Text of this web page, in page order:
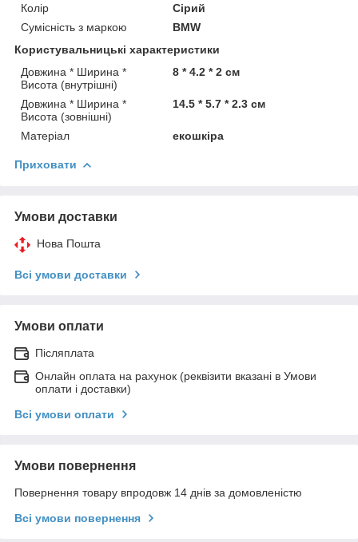
Колір
Сірий
Сумісність з маркою
BMW
Користувальницькі характеристики
Довжина * Ширина *
Висота (внутрішні)
8 * 4.2 * 2 см
Довжина * Ширина *
Висота (зовнішні)
14.5 * 5.7 * 2.3 см
Матеріал екошкіра
Приховати
Умови доставки
Нова Пошта
Всі умови доставки
Умови оплати
Післяплата
Онлайн оплата на рахунок (реквізити вказані в Умови
оплати і доставки)
Всі умови оплати
Умови повернення
Повернення товару впродовж 14 днів за домовленістю
Всі умови повернення